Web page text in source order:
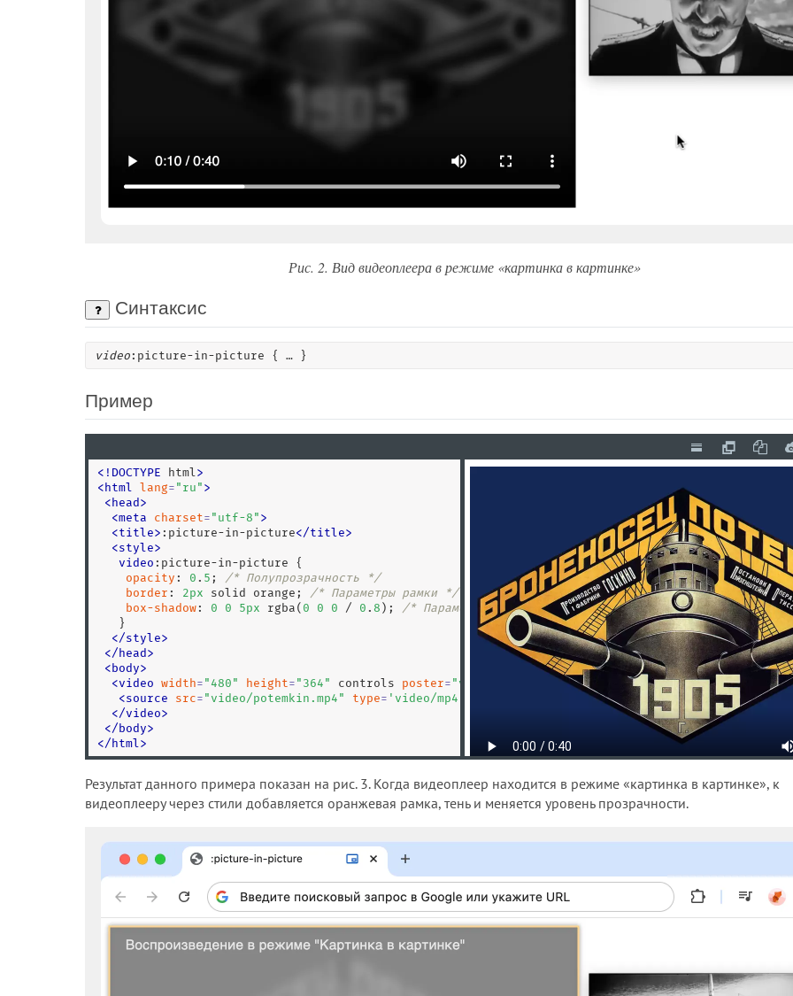
Рис. 2. Вид видеоплеера в режиме «картинка в картинке»
Синтаксис
video :picture-in-picture { … }
Пример
< ! DOCTYPE html >
<html lang= " ru " >
<head>
<meta charset= " utf-8 " >
<title> :picture-in-picture</title>
<style>
video :picture-in-picture {
opacity : 0 . 5 ;
/* Полупрозрачность */
border : 2px solid orange;
/* Параметры рамки */
box-shadow : 0 0 5px rgba( 0 0 0 / 0 . 8 );
/* Параметры тени */
   }
</style>
</head>
<body>
<video width= " 480 " height= " 364 " controls poster= " video/potemkin.webp
<source src= " video/potemkin.mp4 " type= ' video/mp4; codecs="avc1.42E01E, mp4a.40.2" '>
</video>
</body>
</html >
Результат данного примера показан на рис. 3. Когда видеоплеер находится в режиме «картинка в картинке», к
видеоплееру через стили добавляется оранжевая рамка, тень и меняется уровень прозрачности.